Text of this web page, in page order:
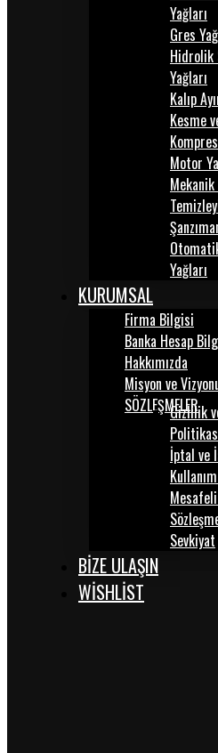
Yağları
Gres
Hidrolik
Yağları
Kalıp
Kesme
Motor
Mekanik
Yağları
KURUMSAL
Firma Bilgisi
Banka Hesap
Hakkımızda
Misyon ve
SÖZLEŞMELER
Gizlilik
İptal ve
Sevkiyat
BİZE ULAŞIN
WISHLIST